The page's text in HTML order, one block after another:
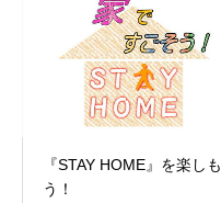
『STAY HOME』を楽しも
う！